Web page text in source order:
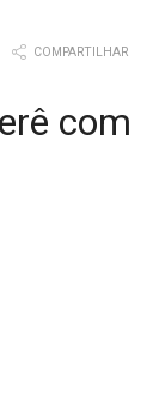
COMPARTILHAR
com